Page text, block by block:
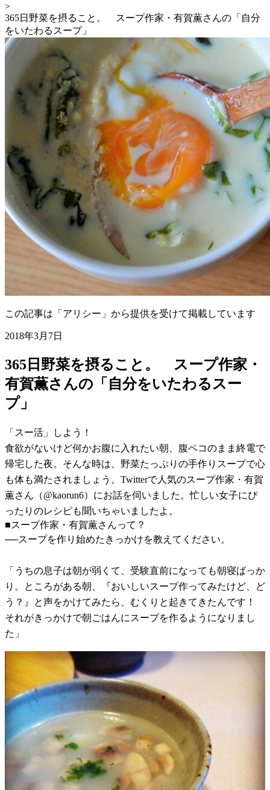
>
365日野菜を摂ること。 スープ作家・有賀薫さんの「自分
をいたわるスープ」
この記事は「アリシー」から提供を受けて掲載しています
2018年3月7日
365日野菜を摂ること。 スープ作家・
有賀薫さんの「自分をいたわるスー
プ」
「スー活」しよう！
食欲がないけど何かお腹に入れたい朝、腹ペコのまま終電で
帰宅した夜。そんな時は、野菜たっぷりの手作りスープで心
も体も満たされましょう。Twitterで人気のスープ作家・有賀
薫さん（@kaorun6）にお話を伺いました。忙しい女子にぴ
ったりのレシピも聞いちゃいましたよ。
■スープ作家・有賀薫さんって？
──スープを作り始めたきっかけを教えてください。
「うちの息子は朝が弱くて、受験直前になっても朝寝ばっか
り。ところがある朝、『おいしいスープ作ってみたけど、ど
う？』と声をかけてみたら、むくりと起きてきたんです！
それがきっかけで朝ごはんにスープを作るようになりまし
た」